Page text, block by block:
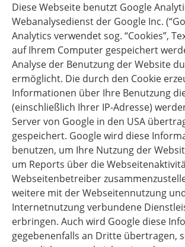
Diese Webseite benutzt Google
Webanalysedienst der Google Inc.
Analytics verwendet sog. “Cookies”,
auf Ihrem Computer gespeichert
Analyse der Benutzung der Website
ermöglicht. Die durch den Cookie
Informationen über Ihre Benutzung
(einschließlich Ihrer IP-Adresse)
Server von Google in den USA
gespeichert. Google wird diese
benutzen, um Ihre Nutzung der
um Reports über die
Webseitenbetreiber
weitere mit der Webseitennutzung
Internetnutzung verbundene
erbringen. Auch wird Google diese
gegebenenfalls an Dritte übertragen,